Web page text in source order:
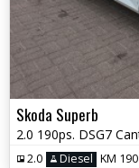
Skoda Superb
2.0 Diesel KM 190